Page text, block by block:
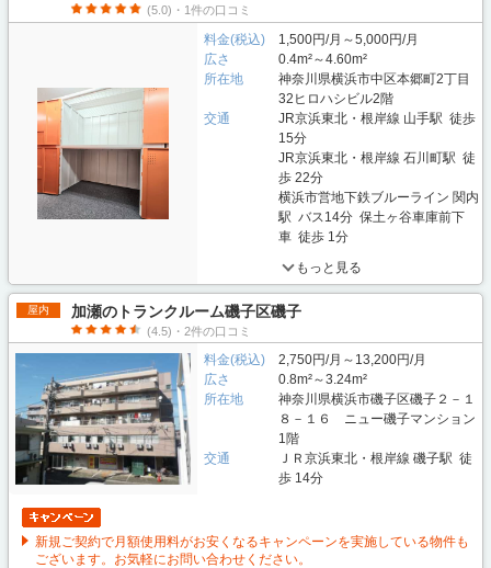
(5.0)・1件の口コミ
料金(税込)
1,500円/月～5,000円/月
広さ
0.4m²～4.60m²
所在地
神奈川県横浜市中区本郷町2丁目
32ヒロハシビル2階
交通
JR京浜東北・根岸線 山手駅 徒歩
15分
JR京浜東北・根岸線 石川町駅 徒
歩 22分
横浜市営地下鉄ブルーライン 関内
駅 バス14分 保土ヶ谷車庫前下
車 徒歩 1分
もっと見る
屋内 加瀬のトランクルーム磯子区磯子
(4.5)・2件の口コミ
料金(税込)
2,750円/月～13,200円/月
広さ
0.8m²～3.24m²
所在地
神奈川県横浜市磯子区磯子２－１
８－１６ ニュー磯子マンション
1階
交通
ＪＲ京浜東北・根岸線 磯子駅 徒
歩 14分
新規ご契約で月額使用料がお安くなるキャンペーンを実施している物件も
ございます。お気軽にお問い合わせください。